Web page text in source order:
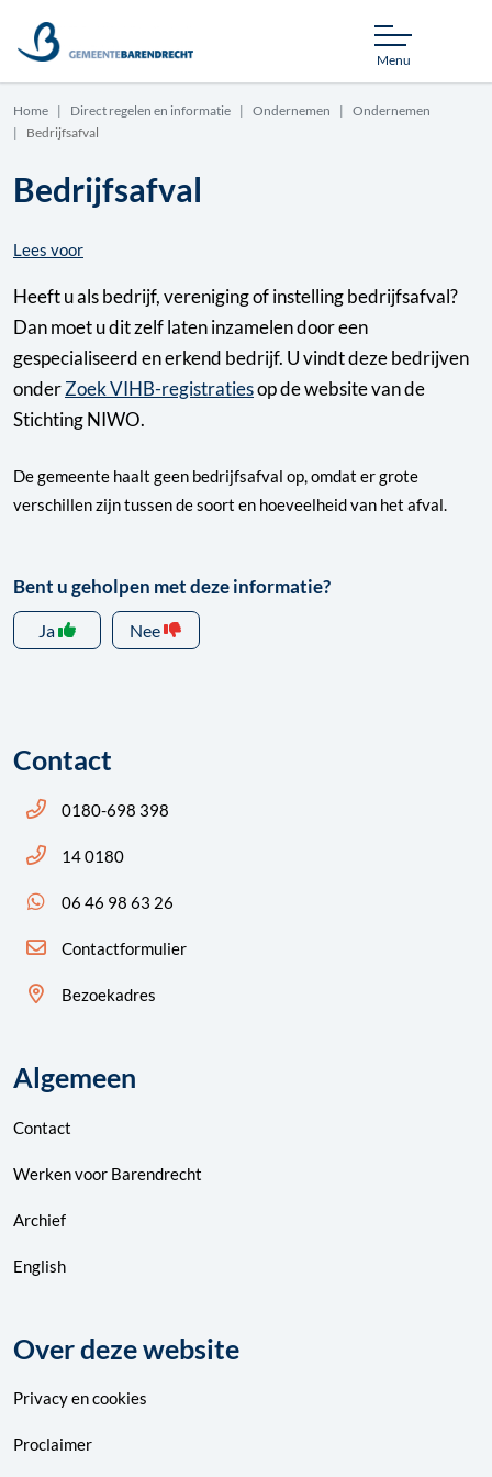
Menu
Home Direct regelen en informatie Ondernemen
Ondernemen
Bedrijfsafval
Bedrijfsafval
Lees voor
Heeft u als bedrijf, vereniging of instelling bedrijfsafval?
Dan moet u dit zelf laten inzamelen door een
gespecialiseerd en erkend bedrijf. U vindt deze bedrijven
onderZoek VIHB-registratiesop de website van de
Stichting NIWO.
De gemeente haalt geen bedrijfsafval op, omdat er grote
verschillen zijn tussen de soort en hoeveelheid van het afval.
Bent u geholpen met deze informatie?
Ja Nee
Contact
Bel ons: 14 0180
0180-698 398
Bel ons: 14 0180
14 0180
App ons: 06 46 98 63 26 (WhatsApp)
06 46 98 63 26
Contactformulier
Bezoekadres
Algemeen
Contact
Werken voor Barendrecht
Archief
English
Over deze website
Privacyencookies
Proclaimer